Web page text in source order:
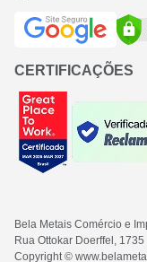
CERTIFICAÇÕES
Bela Metais Comércio e
Rua Ottokar Doerffel,
Copyright ©